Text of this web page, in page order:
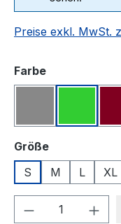
Preise exkl. MwSt.
Farbeauswählen
Größeauswählen
S
M L XL
Produkt